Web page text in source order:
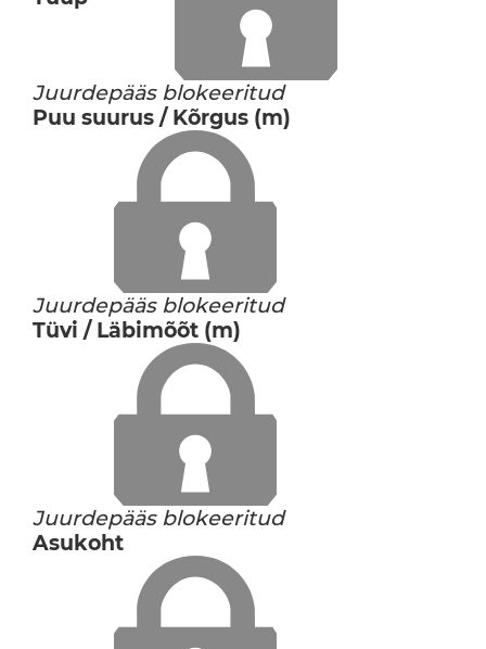
Juurdepääs blokeeritud
Puu suurus / Kõrgus (m)
Juurdepääs blokeeritud
Tüvi / Läbimõõt (m)
Juurdepääs blokeeritud
Asukoht